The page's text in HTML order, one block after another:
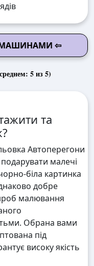
МАШИНАМИ ⇦
5из 5)
та
Автоперегони
малечі
біла картинка
добре
малювання
Обрана вами
під
високу якість